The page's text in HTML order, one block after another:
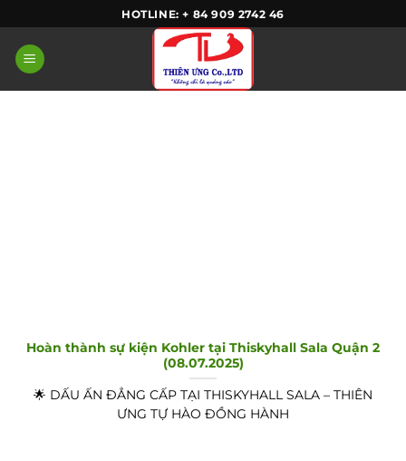
content
HOTLINE: + 84 909 2742 46
Hoàn thành sự kiện Kohler tại Thiskyhall Sala Quận 2
(08.07.2025)
🌟 DẤU ẤN ĐẲNG CẤP TẠI THISKYHALL SALA – THIÊN
ƯNG TỰ HÀO ĐỒNG HÀNH